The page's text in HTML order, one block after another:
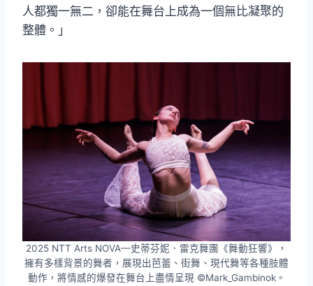
人都獨一無二，卻能在舞台上成為一個無比凝聚的
整體。」
2025 NTT Arts NOVA—史蒂芬妮．雷克舞團《舞動狂響》，
擁有多樣背景的舞者，展現出芭蕾、街舞、現代舞等各種肢體
動作，將情感的爆發在舞台上盡情呈現 ©Mark_Gambinok。